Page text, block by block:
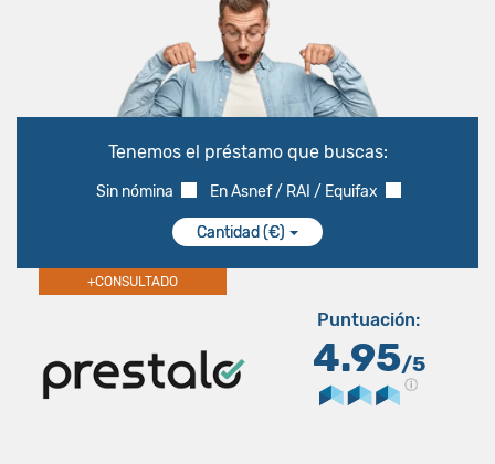
Tenemos el préstamo que buscas:
Sin nómina En Asnef / RAI / Equifax
Cantidad (€)
+CONSULTADO
Puntuación:
4.95/5